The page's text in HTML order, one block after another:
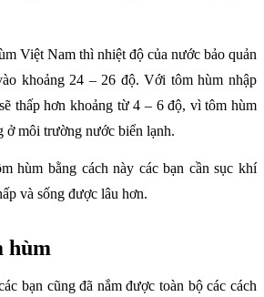
Việt Nam thì nhiệt độ của nước bảo quản
khoảng 24 – 26 độ. Với tôm hùm nhập
thấp hơn khoảng từ 4 – 6 độ, vì tôm hùm
ở môi trường nước biển lạnh.
hùm bằng cách này các bạn cần sục khí
và sống được lâu hơn.
hùm
bạn cũng đã nắm được toàn bộ các cách